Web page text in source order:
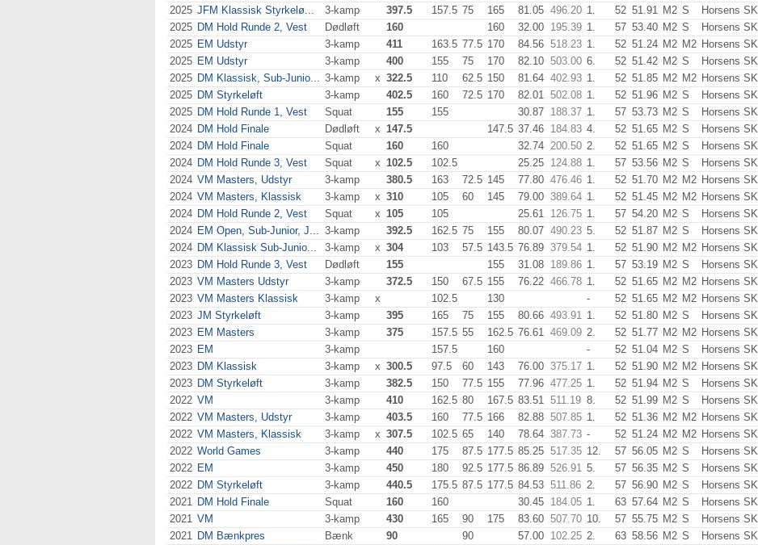
2025 JFM Klassisk Styrkelø... 3-kamp 397.5 157.5 75 165 81.05 496.20 1. 52 51.91 M2 S
Horsens SK
2025 DM Hold Runde 2, Vest Dødløft 160 160 32.00 195.39 1. 57 53.40 M2 S Horsens SK
2025 EM Udstyr 3-kamp 411 163.5 77.5 170 84.56 518.23 1. 52 51.24 M2 M2 Horsens SK
2025 EM Udstyr 3-kamp 400 155 75 170 82.10 503.00 6. 52 51.42 M2 S Horsens SK
2025 DM Klassisk, Sub-Junio... 3-kamp x 322.5 110 62.5 150 81.64 402.93 1. 52 51.85 M2 M2 Horsens SK
2025 DM Styrkeløft 3-kamp 402.5 160 72.5 170 82.01 502.08 1. 52 51.96 M2 S Horsens SK
2025 DM Hold Runde 1, Vest Squat 155 155 30.87 188.37 1. 57 53.73 M2 S Horsens SK
2024 DM Hold Finale Dødløft x 147.5 147.5 37.46 184.83 4. 52 51.65 M2 S Horsens SK
2024 DM Hold Finale Squat 160 160 32.74 200.50 2. 52 51.65 M2 S Horsens SK
2024 DM Hold Runde 3, Vest Squat x 102.5 102.5 25.25 124.88 1. 57 53.56 M2 S
Horsens SK
2024 VM Masters, Udstyr 3-kamp 380.5 163 72.5 145 77.80 476.46 1. 52 51.70 M2 M2 Horsens SK
2024 VM Masters, Klassisk 3-kamp x 310 105 60 145 79.00 389.64 1. 52 51.45 M2 M2 Horsens SK
2024 DM Hold Runde 2, Vest Squat x 105 105 25.61 126.75 1. 57 54.20 M2 S Horsens SK
2024 EM Open, Sub-Junior, J... 3-kamp 392.5 162.5 75 155 80.07 490.23 5. 52 51.87 M2 S
Horsens SK
2024 DM Klassisk Sub-Junio... 3-kamp x 304 103 57.5 143.5 76.89 379.54 1. 52 51.90 M2 M2 Horsens SK
2023 DM Hold Runde 3, Vest Dødløft 155 155 31.08 189.86 1. 57 53.19 M2 S
Horsens SK
2023 VM Masters Udstyr 3-kamp 372.5 150 67.5 155 76.22 466.78 1. 52 51.65 M2 M2 Horsens SK
2023 VM Masters Klassisk 3-kamp x 102.5 130 - 52 51.65 M2 M2 Horsens SK
2023 JM Styrkeløft 3-kamp 395 165 75 155 80.66 493.91 1. 52 51.80 M2 S Horsens SK
2023 EM Masters 3-kamp 375 157.5 55 162.5 76.61 469.09 2. 52 51.77 M2 M2 Horsens SK
2023 EM 3-kamp 157.5 160 - 52 51.04 M2 S
Horsens SK
2023 DM Klassisk 3-kamp x 300.5 97.5 60 143 76.00 375.17 1. 52 51.90 M2 M2 Horsens SK
2023 DM Styrkeløft 3-kamp 382.5 150 77.5 155 77.96 477.25 1. 52 51.94 M2 S
Horsens SK
2022 VM 3-kamp 410 162.5 80 167.5 83.51 511.19 8. 52 51.99 M2 S Horsens SK
2022 VM Masters, Udstyr 3-kamp 403.5 160 77.5 166 82.88 507.85 1. 52 51.36 M2 M2 Horsens SK
2022 VM Masters, Klassisk 3-kamp x 307.5 102.5 65 140 78.64 387.73 - 52 51.24 M2 M2 Horsens SK
2022 World Games 3-kamp 440 175 87.5 177.5 85.25 517.35 12. 57 56.05 M2 S
Horsens SK
2022 EM 3-kamp 450 180 92.5 177.5 86.89 526.91 5. 57 56.35 M2 S Horsens SK
2022 DM Styrkeløft 3-kamp 440.5 175.5 87.5 177.5 84.53 511.86 2. 57 56.90 M2 S Horsens SK
2021 DM Hold Finale Squat 160 160 30.45 184.05 1. 63 57.64 M2 S
Horsens SK
2021 VM 3-kamp 430 165 90 175 83.60 507.70 10. 57 55.75 M2 S
Horsens SK
2021 DM Bænkpres Bænk 90 90 57.00 102.25 2. 63 58.56 M2 S Horsens SK